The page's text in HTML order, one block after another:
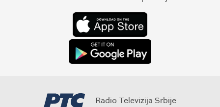
Radio Televizija Srbije